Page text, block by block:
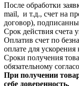
После обработки
mail, и т.д., счет на
договор),
Срок действия счета
Оплатив счет по
оплате для ускорения
Сроки получения
обязательному
При получении
себе доверенность.